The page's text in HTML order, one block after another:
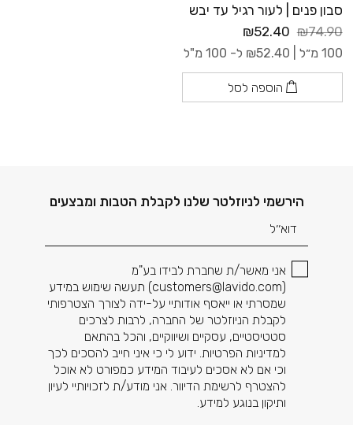
סבון פנים | לעור רגיל עד יבש
₪74.90
₪52.40
100 מ״ל | ₪52.40 ל- 100 מ"ל
הוספה לסל
הירשמי לניוזלטר שלנו לקבלת הטבות ומבצעים
דוא׳׳ל
אני מאשר/ת שחברת לבידו בע"מ
(
customers@lavido.com) תעשה שימוש במידע
שמסרתי או ייאסף אודותיי על-ידה לצורך הצטרפותי
לקבלת הניוזלטר של החברה, לרבות לצרכים
סטטיסטיים, עסקיים ושיווקיים, והכל בהתאם
למדיניות הפרטיות. ידוע לי כי איני חייב להסכים לכך
וכי אם לא אסכים לעיבוד המידע כמפורט לא אוכל
להצטרף לרשימת הדיוור. אני מודע/ת לזכויותיי לעיון
ותיקון בנוגע למידע.